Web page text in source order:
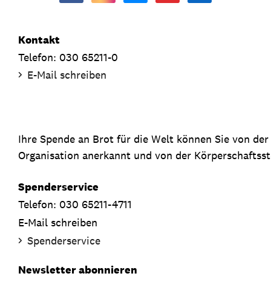
Kontakt
Telefon: 030 65211-0
E-Mail schreiben
Ihre Spende an Brot für die Welt können Sie von
Organisation anerkannt und von der
Spenderservice
Telefon: 030 65211-4711
E-Mail schreiben
Spenderservice
Newsletter abonnieren